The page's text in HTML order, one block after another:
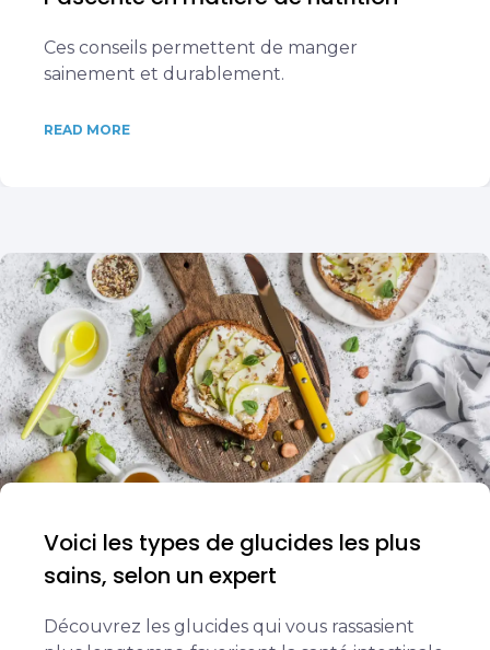
Ces conseils permettent de manger
sainement et durablement.
READ MORE
Voici les types de glucides les plus
sains, selon un expert
Découvrez les glucides qui vous rassasient